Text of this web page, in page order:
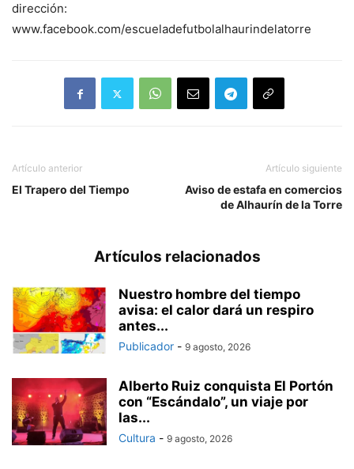
dirección:
www.facebook.com/escueladefutbolalhaurindelatorre
Artículo anterior
El Trapero del Tiempo
Artículo siguiente
Aviso de estafa en comercios
de Alhaurín de la Torre
Artículos relacionados
Nuestro hombre del tiempo
avisa: el calor dará un respiro
antes...
Publicador - 9 agosto, 2026
Alberto Ruiz conquista El Portón
con “Escándalo”, un viaje por
las...
Cultura - 9 agosto, 2026